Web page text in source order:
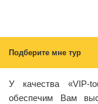
Подберите мне тур
У качества «VIP-
обеспечим Вам